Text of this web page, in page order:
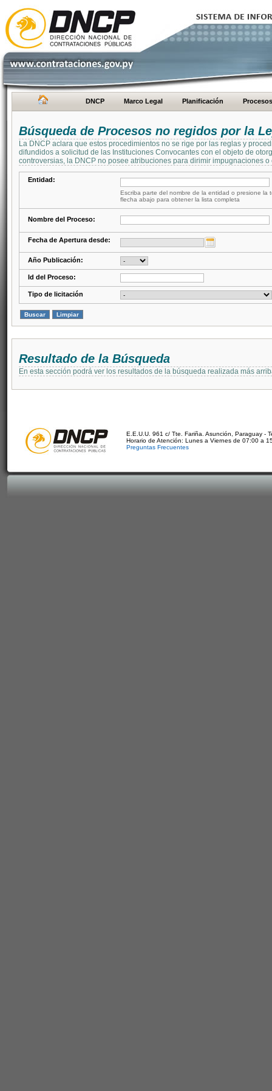
DNCP Marco Legal Planificación Procesos
Búsqueda de Procesos no regidos por la
La DNCP aclara que estos procedimientos no se rige por las reglas y
difundidos a solicitud de las Instituciones Convocantes con el objeto de
controversias, la DNCP no posee atribuciones para dirimir impugnaciones
Entidad:
Escriba parte del nombre de la entidad o presione la
flecha abajo para obtener la lista completa
Nombre del Proceso:
Fecha de Apertura desde:
Año Publicación:
Id del Proceso:
Tipo de licitación
Resultado de la Búsqueda
En esta sección podrá ver los resultados de la búsqueda realizada más
E.E.U.U. 961 c/ Tte. Fariña. Asunción, Paraguay -
Horario de Atención: Lunes a Viernes de 07:00 a
Preguntas Frecuentes